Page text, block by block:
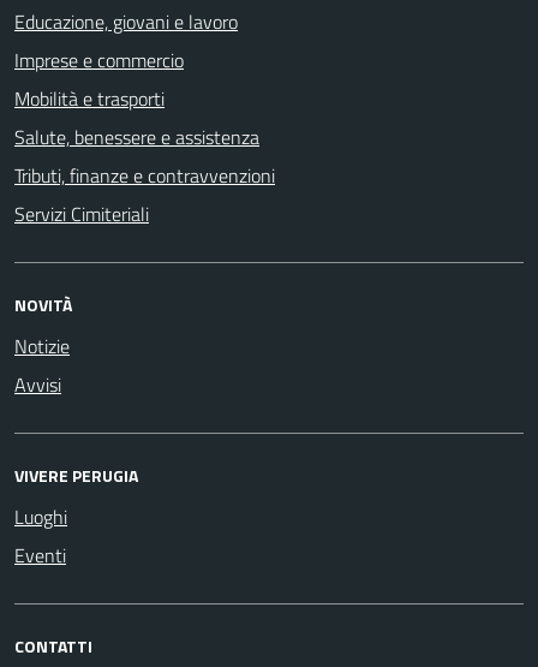
Educazione, giovani e lavoro
Imprese e commercio
Mobilità e trasporti
Salute, benessere e assistenza
Tributi, finanze e contravvenzioni
Servizi Cimiteriali
NOVITÀ
Notizie
Avvisi
VIVERE PERUGIA
Luoghi
Eventi
CONTATTI